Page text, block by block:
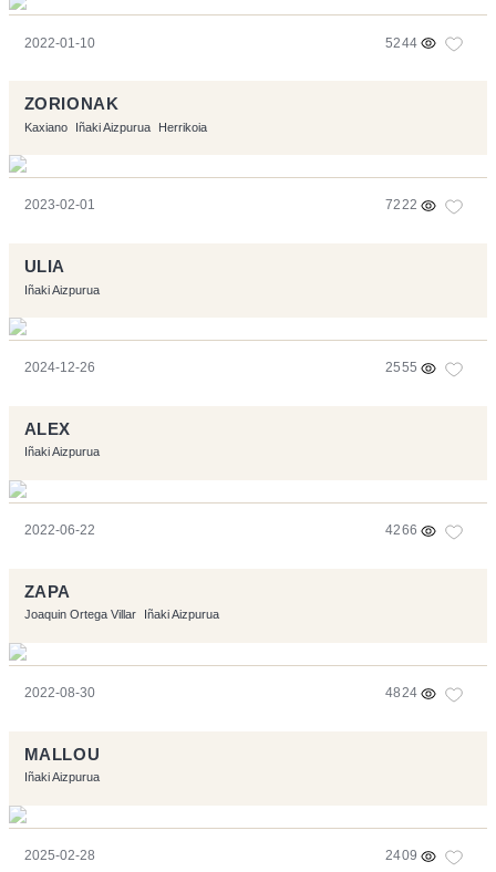
2022-01-10 5244
ZORIONAK
Kaxiano Iñaki Aizpurua Herrikoia
2023-02-01 7222
ULIA
Iñaki Aizpurua
2024-12-26 2555
ALEX
Iñaki Aizpurua
2022-06-22 4266
ZAPA
Joaquin Ortega Villar Iñaki Aizpurua
2022-08-30 4824
MALLOU
Iñaki Aizpurua
2025-02-28 2409